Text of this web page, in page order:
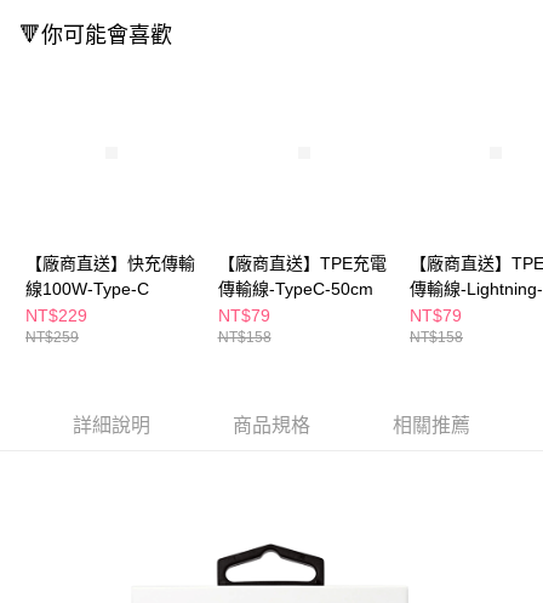
※ 請注意：結帳手續完成當下不需立刻繳費，但若您需要取消訂單，請聯絡
購買商品的店家。未經商家同意取消之訂單仍視為有效，需透過AFTEE先享
２．關於個人資料處理事宜，請瀏覽以下網址：
https://aftee.tw/terms/#terms3
３．未成年的使用者請事先徵得法定代理人或監護人之同意方可使用
「AFTEE先享後付」，若未經同意申辦者引起之損失，本公司不負相關責
請求用戶進行身份認證。
🔻你可能會喜歡
【廠商直送】快充傳輸
線100W-Type-C
NT$229
NT$259
【廠商直送】TPE充電
傳輸線-TypeC-50cm
NT$79
NT$158
【廠商直送】
傳輸線-Lightning-
50cm
NT$79
NT$158
詳細說明 商品規格 相關推薦